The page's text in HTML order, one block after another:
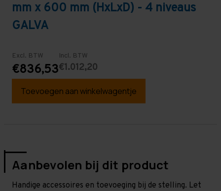
mm x 600 mm (HxLxD) - 4 niveaus
GALVA
Excl. BTW
€836,53
Incl. BTW
€1.012,20
Toevoegen aan winkelwagentje
Aanbevolen bij dit product
Handige accessoires en toevoeging bij de stelling. Let